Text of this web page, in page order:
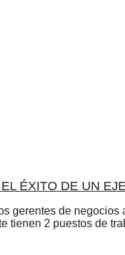
ÉXITO DE UN
gerentes de negocios
tienen 2 puestos de